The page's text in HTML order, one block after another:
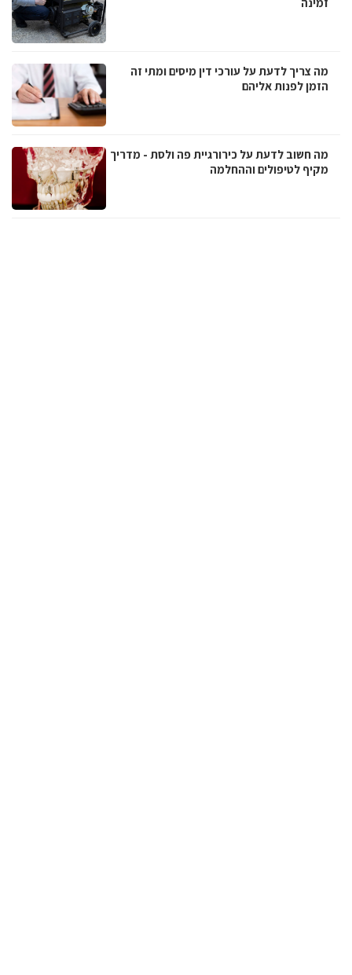
מה צריך לדעת על עורכי דין מיסים ומתי זה
הזמן לפנות אליהם
מה חשוב לדעת על כירורגיית פה ולסת - מדריך
מקיף לטיפולים וההחלמה